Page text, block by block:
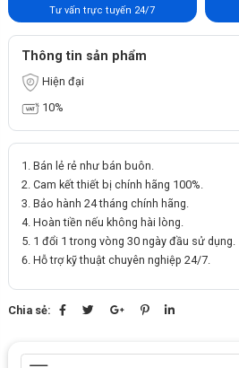
Tư vấn trực tuyến 24/7
Thông tin sản phẩm
Hiện đại
10%
Bán lẻ rẻ như bán buôn.
Cam kết thiết bị chính hãng 100%.
Bảo hành 24 tháng chính hãng.
Hoàn tiền nếu không hài lòng.
1 đổi 1 trong vòng 30 ngày đầu sử dụng.
Hỗ trợ kỹ thuật chuyên nghiệp 24/7.
Chia sẻ: